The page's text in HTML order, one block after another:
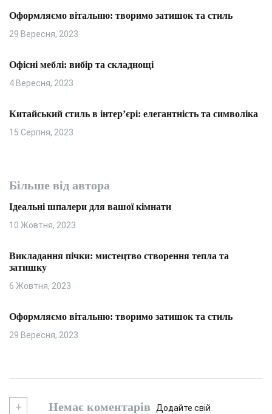
Оформляємо вітальню: творимо затишок та стиль
29 Вересня, 2023
Офісні меблі: вибір та складнощі
4 Вересня, 2023
Китайський стиль в інтер’єрі: елегантність та символіка
15 Серпня, 2023
Більше від автора
Ідеальні шпалери для вашої кімнати
10 Жовтня, 2023
Викладання пічки: мистецтво створення тепла та
затишку
6 Жовтня, 2023
Оформляємо вітальню: творимо затишок та стиль
29 Вересня, 2023
+ Немає коментарів Додайте свій